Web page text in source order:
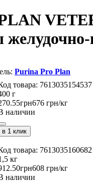
Purina Pro Plan
7613035154537
г
.55грн676 грн/кг
наличии
в 1 клик
7613035160682
кг
.50грн608 грн/кг
наличии